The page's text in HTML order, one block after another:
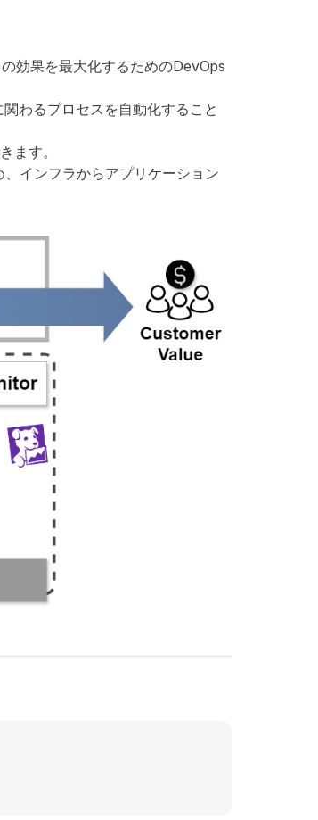
効果を最大化するためのDevOps
わるプロセスを自動化すること
ます。
インフラからアプリケーション